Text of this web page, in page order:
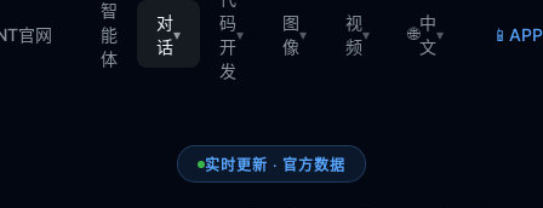
官网
智
能
体
对
话
▾
码
开
发
▾
图
像
▾
视
频
▾ 🌐
中
文
▾ 📱
实时更新 · 官方数据